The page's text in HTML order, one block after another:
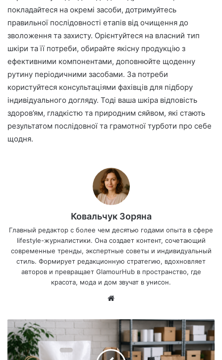
покладайтеся на окремі засоби, дотримуйтесь
правильної послідовності етапів від очищення до
зволоження та захисту. Орієнтуйтеся на власний тип
шкіри та її потреби, обирайте якісну продукцію з
ефективними компонентами, доповнюйте щоденну
рутину періодичними засобами. За потреби
користуйтеся консультаціями фахівців для підбору
індивідуального догляду. Тоді ваша шкіра відповість
здоров’ям, гладкістю та природним сяйвом, які стають
результатом послідовної та грамотної турботи про себе
щодня.
Ковальчук Зоряна
Главный редактор с более чем десятью годами опыта в сфере
lifestyle-журналистики. Она создает контент, сочетающий
современные тренды, экспертные советы и индивидуальный
стиль. Формирует редакционную стратегию, вдохновляет
авторов и превращает GlamourHub в пространство, где
красота, мода и дом звучат в унисон.